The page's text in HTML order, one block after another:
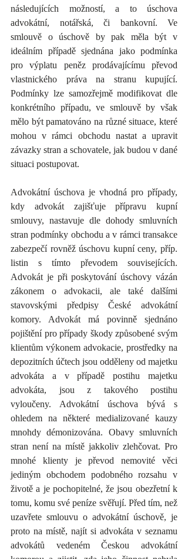
následujících možností, a to úschova
advokátní, notářská, či bankovní. Ve
smlouvě o úschově by pak měla být v
ideálním případě sjednána jako podmínka
pro výplatu peněz prodávajícímu převod
vlastnického práva na stranu kupující.
Podmínky lze samozřejmě modifikovat dle
konkrétního případu, ve smlouvě by však
mělo být pamatováno na různé situace, které
mohou v rámci obchodu nastat a upravit
závazky stran a schovatele, jak budou v dané
situaci postupovat.
Advokátní úschova je vhodná pro případy,
kdy advokát zajišťuje přípravu kupní
smlouvy, nastavuje dle dohody smluvních
stran podmínky obchodu a v rámci transakce
zabezpečí rovněž úschovu kupní ceny, příp.
listin s tímto převodem souvisejících.
Advokát je při poskytování úschovy vázán
zákonem o advokacii, ale také dalšími
stavovskými předpisy České advokátní
komory. Advokát má povinně sjednáno
pojištění pro případy škody způsobené svým
klientům výkonem advokacie, prostředky na
depozitních účtech jsou odděleny od majetku
advokáta a v případě postihu majetku
advokáta, jsou z takového postihu
vyloučeny. Advokátní úschova bývá s
ohledem na některé medializované kauzy
mnohdy démonizována. Obavy smluvních
stran není na místě jakkoliv zlehčovat. Pro
mnohé klienty je převod nemovité věci
jediným obchodem podobného rozsahu v
životě a je pochopitelné, že jsou obezřetní k
tomu, komu své peníze svěřují. Před tím, než
uzavřete smlouvu o advokátní úschově, je
proto na místě, najít si advokáta v seznamu
advokátů vedeném Českou advokátní